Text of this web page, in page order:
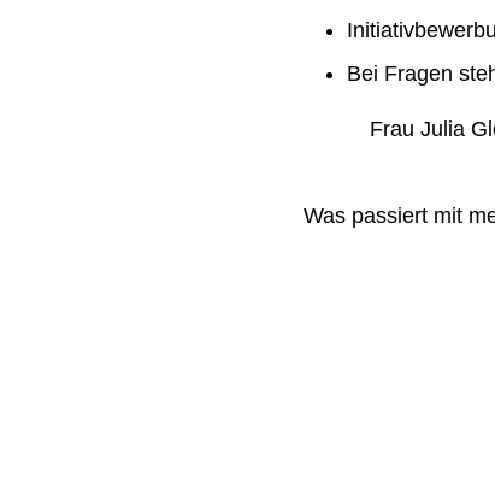
Bei Fragen
Frau Julia
Was passiert mit